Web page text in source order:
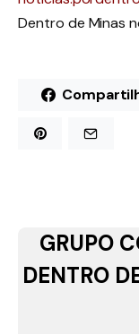
Dentro de Minas
GRUPO
DENTRO